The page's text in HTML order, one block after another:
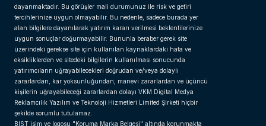
dayanmaktadır. Bu görüşler mali durumunuz ile risk ve getiri
tercihlerinize uygun olmayabilir. Bu nedenle, sadece burada yer
alan bilgilere dayanılarak yatırım kararı verilmesi beklentilerinize
uygun sonuçlar doğurmayabilir. Bununla beraber gerek site
üzerindeki gerekse site için kullanılan kaynaklardaki hata ve
eksikliklerden ve sitedeki bilgilerin kullanılması sonucunda
yatırımcıların uğrayabilecekleri doğrudan ve/veya dolaylı
zararlardan, kar yoksunluğundan, manevi zararlardan ve üçüncü
kişilerin uğrayabileceği zararlardan dolayı VKM Digital Medya
Reklamcılık Yazılım ve Teknoloji Hizmetleri Limited Şirketi hiçbir
şekilde sorumlu tutulamaz.
BIST isim ve logosu "Koruma Marka Belgesi" altında korunmakta